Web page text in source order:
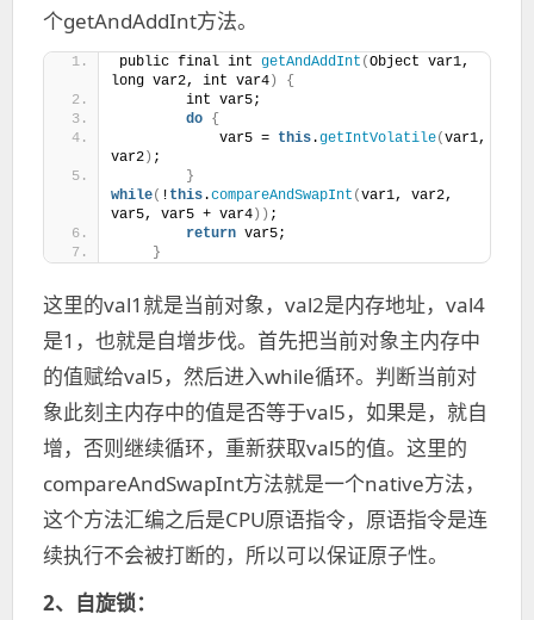
个getAndAddInt方法。
public final int getAndAddInt (Object var1,
long var2, int var4 )
{
        int var5;
do {
            var5 =
this.getIntVolatile(var1,
var2 ) ;
}
while( ! this.compareAndSwapInt (var1, var2,
var5, var5 + var4 )) ;
return var5;
}
这里的val1就是当前对象，val2是内存地址，val4
是1，也就是自增步伐。首先把当前对象主内存中
的值赋给val5，然后进入while循环。判断当前对
象此刻主内存中的值是否等于val5，如果是，就自
增，否则继续循环，重新获取val5的值。这里的
compareAndSwapInt方法就是一个native方法，
这个方法汇编之后是CPU原语指令，原语指令是连
续执行不会被打断的，所以可以保证原子性。
2、自旋锁：